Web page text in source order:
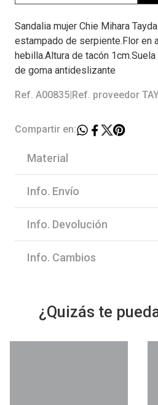
Sandalia mujer Chie Mihara
estampado de serpiente.Flor en
hebilla.Altura de tacón
de goma antideslizante
Ref. A00835 Ref. proveedor
Compartir en:
Material
Info. Envío
Info. Devolución
Info. Cambios
¿Quizás te